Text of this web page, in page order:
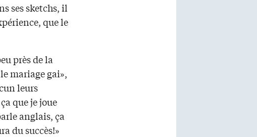
ses sketchs, il
que le
près de la
mariage gai»,
leurs
que je joue
anglais, ça
du succès!»